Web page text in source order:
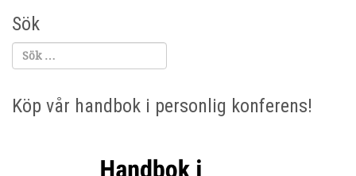
Sök
Köp vår handbok i personlig konferens!